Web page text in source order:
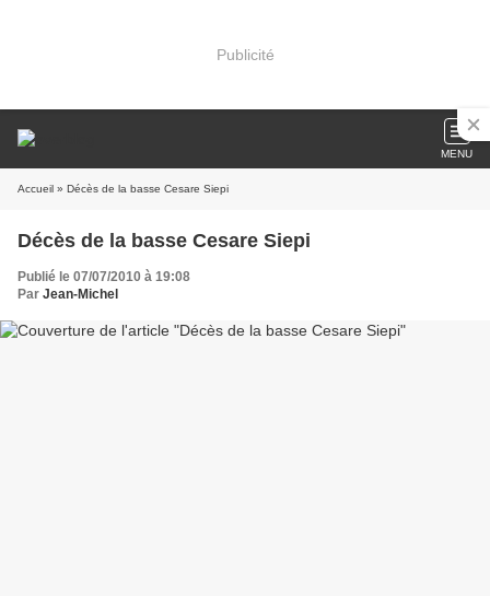
Publicité
MENU
Accueil » Décès de la basse Cesare Siepi
Décès de la basse Cesare Siepi
Publié le 07/07/2010 à 19:08
Par Jean-Michel